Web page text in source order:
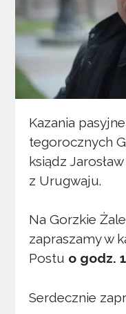
Kazania
tegorocznych
ksiądz
z Urugwaju.
Na Gorzkie
zapraszamy w
Postu o godz.
Serdecznie